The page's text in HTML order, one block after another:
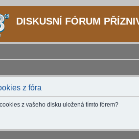
DISKUSNÍ FÓRUM
z fóra
z vašeho disku uložená tímto fórem?